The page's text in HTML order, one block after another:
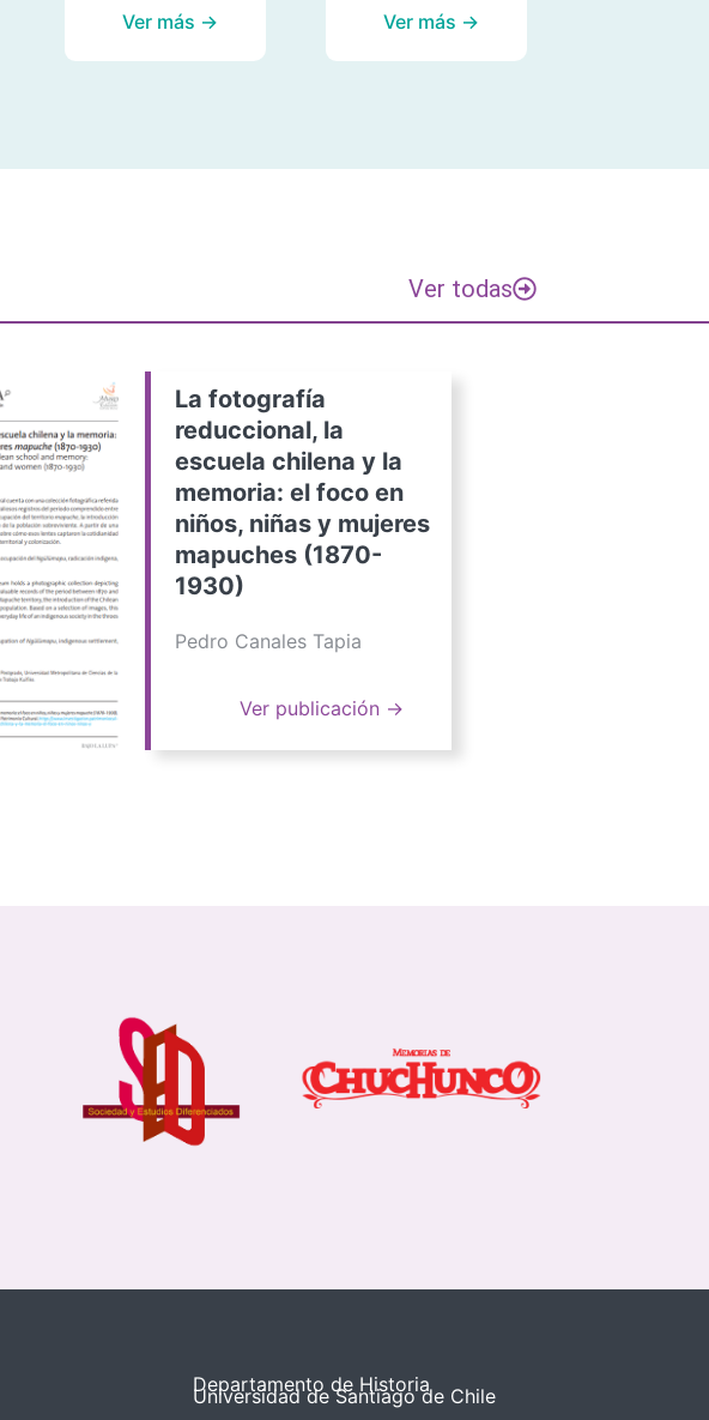
Ver más → Ver más →
Ver todas
La fotografía
reduccional, la
escuela chilena y la
memoria: el foco en
niños, niñas y mujeres
mapuches (1870-
1930)
Pedro Canales Tapia
Ver publicación →
Departamento de Historia
Universidad de Santiago de Chile